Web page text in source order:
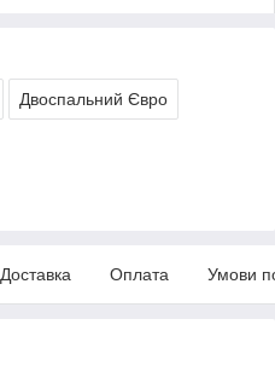
Двоспальний Євро
Доставка Оплата Умови